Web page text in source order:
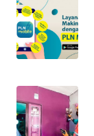
WN
GORONTALO
WN
WN
MALUKU